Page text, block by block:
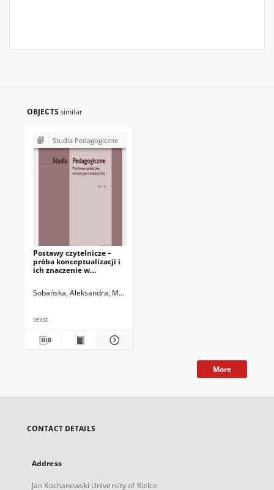
OBJECTS similar
Studia Pedagogiczne
Postawy czytelnicze –
próba konceptualizacji i
ich znaczenie w
Sobańska, Aleksandra Matyjas, Bożena. Red.
tekst
More
CONTACT DETAILS
Address
Jan Kochanowski University of Kielce